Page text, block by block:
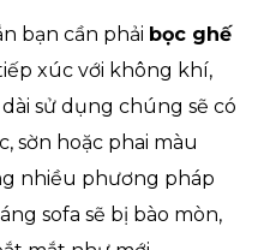
bạn cần phải bọc ghế
xúc với không khí,
sử dụng chúng sẽ có
sờn hoặc phai màu
nhiều phương pháp
sofa sẽ bị bào mòn,